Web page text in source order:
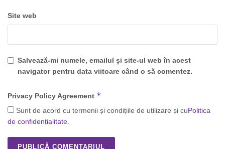
Site web
Salvează-mi numele, emailul și site-ul web în acest
navigator pentru data viitoare când o să comentez.
Privacy Policy Agreement *
Sunt de acord cu termenii și condițiile de utilizare și cuPolitica
de confidențialitate.